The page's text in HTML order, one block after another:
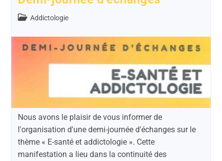
Addictologie
Nous avons le plaisir de vous informer de
l'organisation d'une demi-journée d'échanges sur le
thème « E-santé et addictologie ». Cette
manifestation a lieu dans la continuité des